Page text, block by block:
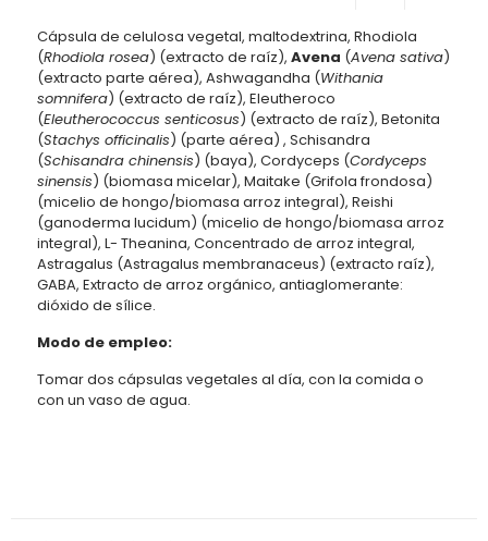
Cápsula de celulosa vegetal, maltodextrina, Rhodiola
(Rhodiola rosea) (extracto de raíz), Avena (Avena sativa)
(extracto parte aérea), Ashwagandha (Withania
somnifera) (extracto de raíz), Eleutheroco
(Eleutherococcus senticosus) (extracto de raíz), Betonita
(Stachys officinalis) (parte aérea) , Schisandra
(Schisandra chinensis) (baya), Cordyceps (Cordyceps
sinensis) (biomasa micelar), Maitake (Grifola frondosa)
(micelio de hongo/biomasa arroz integral), Reishi
(ganoderma lucidum) (micelio de hongo/biomasa arroz
integral), L- Theanina, Concentrado de arroz integral,
Astragalus (Astragalus membranaceus) (extracto raíz),
GABA, Extracto de arroz orgánico, antiaglomerante:
dióxido de sílice.
Modo de empleo:
Tomar dos cápsulas vegetales al día, con la comida o
con un vaso de agua.